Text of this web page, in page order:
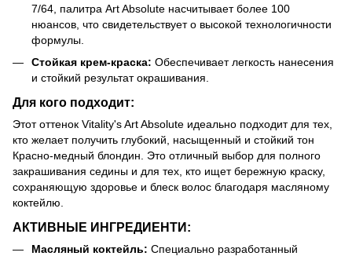
7/64, палитра Art Absolute насчитывает более 100
нюансов, что свидетельствует о высокой технологичности
формулы.
Стойкая крем-краска: Обеспечивает легкость нанесения
и стойкий результат окрашивания.
Для кого подходит:
Этот оттенок Vitality's Art Absolute идеально подходит для тех,
кто желает получить глубокий, насыщенный и стойкий тон
Красно-медный блондин. Это отличный выбор для полного
закрашивания седины и для тех, кто ищет бережную краску,
сохраняющую здоровье и блеск волос благодаря масляному
коктейлю.
АКТИВНЫЕ ИНГРЕДИЕНТИ:
Масляный коктейль: Специально разработанный